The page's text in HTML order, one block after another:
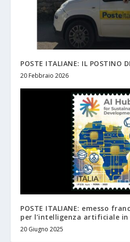
POSTE ITALIANE: IL POSTINO
20 Febbraio 2026
POSTE ITALIANE: emesso
per l’intelligenza artificiale in
20 Giugno 2025